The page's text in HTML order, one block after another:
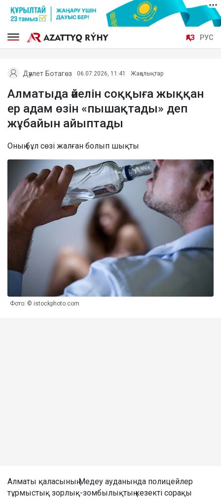
ҚАЗ РУС
Дәулет Ботагөз 06.07.2026, 11:41 Жаңалықтар
Алматыда әйелін соққыға жыққан
ер адам өзін «пышақтады» деп
жұбайын айыптады
Оның бұл сөзі жалған болып шықты
Фото: © istockphoto.com
Алматы қаласының Медеу ауданында полицейлер
тұрмыстық зорлық-зомбылықтың кезекті сорақы